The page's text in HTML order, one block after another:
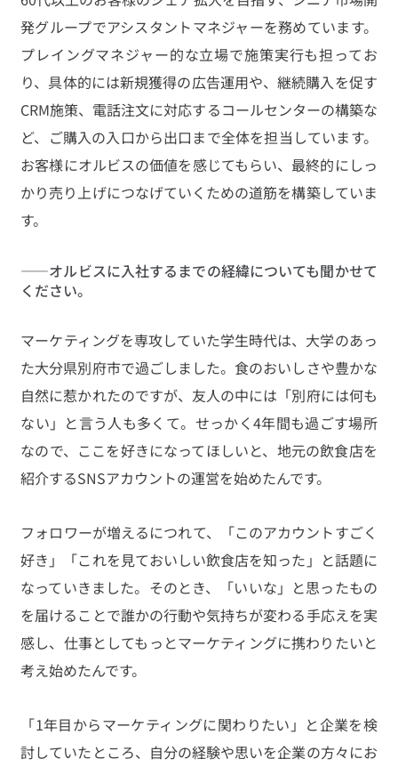
発グループでアシスタントマネジャーを務めています。
プレイングマネジャー的な立場で施策実行も担ってお
り、具体的には新規獲得の広告運用や、継続購入を促す
CRM施策、電話注文に対応するコールセンターの構築な
ど、ご購入の入口から出口まで全体を担当しています。
お客様にオルビスの価値を感じてもらい、最終的にしっ
かり売り上げにつなげていくための道筋を構築していま
す。
――オルビスに入社するまでの経緯についても聞かせて
ください。
マーケティングを専攻していた学生時代は、大学のあっ
た大分県別府市で過ごしました。食のおいしさや豊かな
自然に惹かれたのですが、友人の中には「別府には何も
ない」と言う人も多くて。せっかく4年間も過ごす場所
なので、ここを好きになってほしいと、地元の飲食店を
紹介するSNSアカウントの運営を始めたんです。
フォロワーが増えるにつれて、「このアカウントすごく
好き」「これを見ておいしい飲食店を知った」と話題に
なっていきました。そのとき、「いいな」と思ったもの
を届けることで誰かの行動や気持ちが変わる手応えを実
感し、仕事としてもっとマーケティングに携わりたいと
考え始めたんです。
「1年目からマーケティングに関わりたい」と企業を検
討していたところ、自分の経験や思いを企業の方々にお